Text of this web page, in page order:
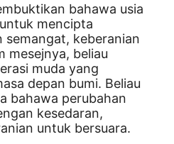
bahawa usia
mencipta
semangat, keberanian
mesejnya, beliau
muda yang
depan bumi. Beliau
bahawa perubahan
kesedaran,
untuk bersuara.